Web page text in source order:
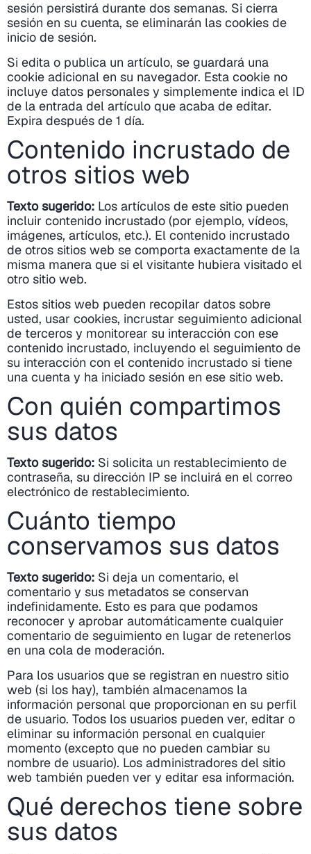
sesión persistirá durante dos semanas. Si cierra
sesión en su cuenta, se eliminarán las cookies de
inicio de sesión.
Si edita o publica un artículo, se guardará una
cookie adicional en su navegador. Esta cookie no
incluye datos personales y simplemente indica el ID
de la entrada del artículo que acaba de editar.
Expira después de 1 día.
Contenido incrustado de
otros sitios web
Texto sugerido: Los artículos de este sitio pueden
incluir contenido incrustado (por ejemplo, vídeos,
imágenes, artículos, etc.). El contenido incrustado
de otros sitios web se comporta exactamente de la
misma manera que si el visitante hubiera visitado el
otro sitio web.
Estos sitios web pueden recopilar datos sobre
usted, usar cookies, incrustar seguimiento adicional
de terceros y monitorear su interacción con ese
contenido incrustado, incluyendo el seguimiento de
su interacción con el contenido incrustado si tiene
una cuenta y ha iniciado sesión en ese sitio web.
Con quién compartimos
sus datos
Texto sugerido: Si solicita un restablecimiento de
contraseña, su dirección IP se incluirá en el correo
electrónico de restablecimiento.
Cuánto tiempo
conservamos sus datos
Texto sugerido: Si deja un comentario, el
comentario y sus metadatos se conservan
indefinidamente. Esto es para que podamos
reconocer y aprobar automáticamente cualquier
comentario de seguimiento en lugar de retenerlos
en una cola de moderación.
Para los usuarios que se registran en nuestro sitio
web (si los hay), también almacenamos la
información personal que proporcionan en su perfil
de usuario. Todos los usuarios pueden ver, editar o
eliminar su información personal en cualquier
momento (excepto que no pueden cambiar su
nombre de usuario). Los administradores del sitio
web también pueden ver y editar esa información.
Qué derechos tiene sobre
sus datos